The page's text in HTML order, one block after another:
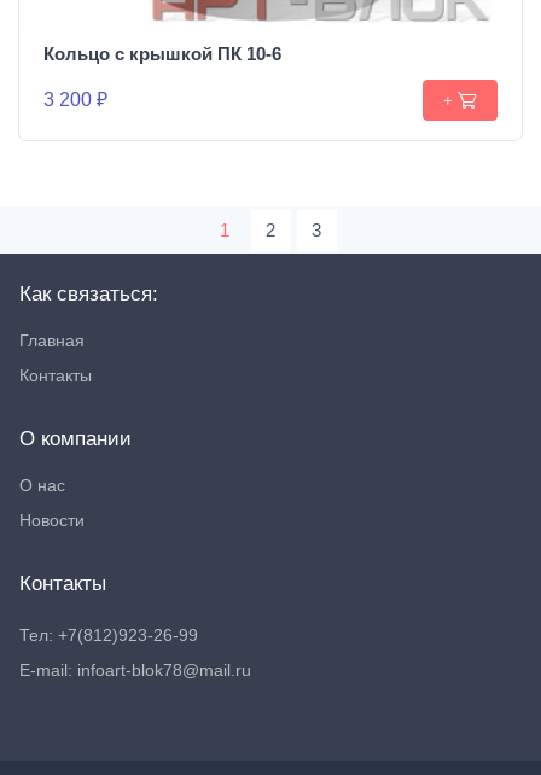
Кольцо с крышкой ПК 10-6
3 200 ₽ +
1 2 3
Как связаться:
Главная
Контакты
О компании
О нас
Новости
Контакты
Тел: +7(812)923-26-99
E-mail: infoart-blok78@mail.ru